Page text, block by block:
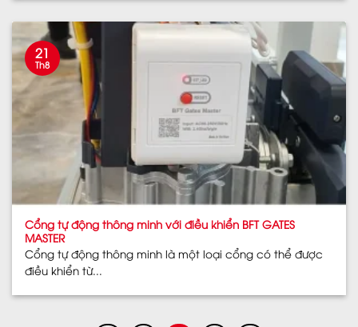
Cổng tự động thông minh với điều khiển BFT GATES
MASTER
Cổng tự động thông minh là một loại cổng có thể được
điều khiển từ...
21
Th8